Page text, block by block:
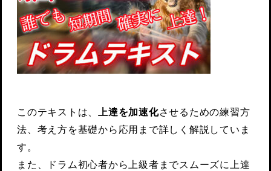
このテキストは、 上達を加速化させるための練習方
法、考え方を基礎から応用まで詳しく解説していま
す。
また、ドラム初心者から上級者までスムーズに上達